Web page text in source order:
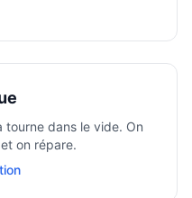
tourne dans le vide. On
on répare.